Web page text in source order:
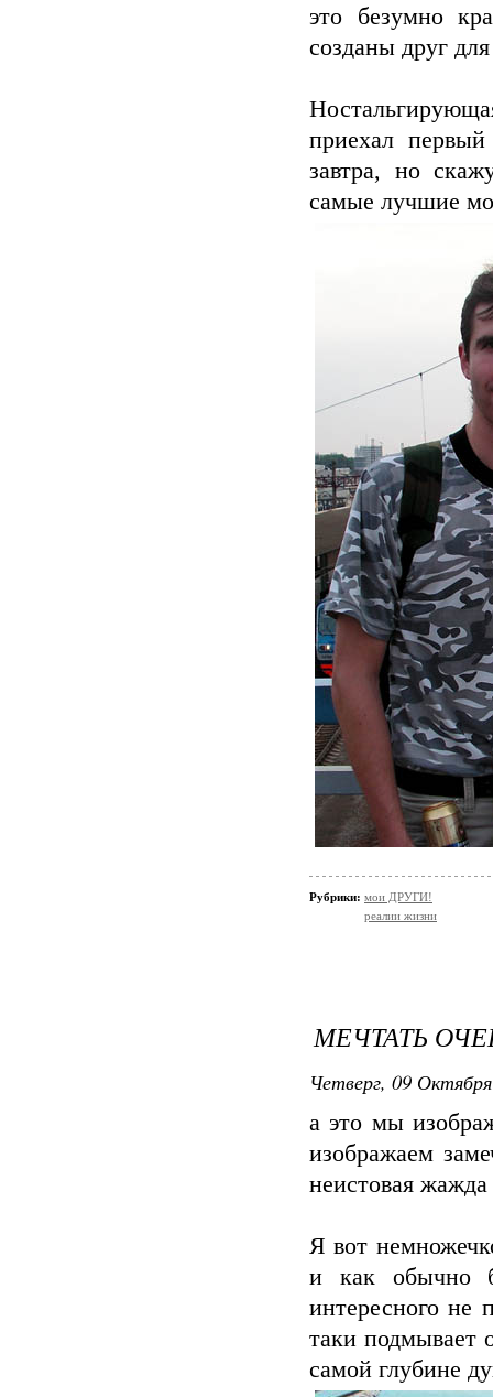
это безумно
созданы друг
приехал
завтра, но
самые лучшие
Рубрики: мои ДРУГИ!
реалии жизни
МЕЧТАТЬ
Четверг, 09
а это мы
изображаем
неистовая
Я вот
и как обычно
интересного не
таки подмывает
самой глубине